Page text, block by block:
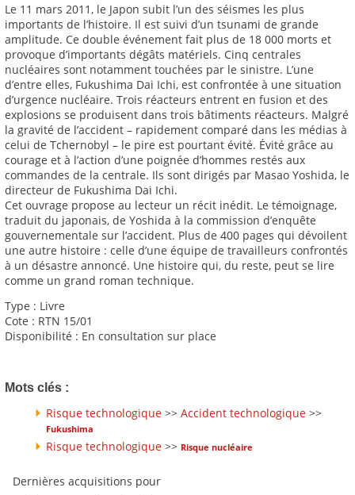
Le 11 mars 2011, le Japon subit l’un des séismes les plus
importants de l’histoire. Il est suivi d’un tsunami de grande
amplitude. Ce double événement fait plus de 18 000 morts et
provoque d’importants dégâts matériels. Cinq centrales
nucléaires sont notamment touchées par le sinistre. L’une
d’entre elles, Fukushima Dai Ichi, est confrontée à une situation
d’urgence nucléaire. Trois réacteurs entrent en fusion et des
explosions se produisent dans trois bâtiments réacteurs. Malgré
la gravité de l’accident – rapidement comparé dans les médias à
celui de Tchernobyl – le pire est pourtant évité. Évité grâce au
courage et à l’action d’une poignée d’hommes restés aux
commandes de la centrale. Ils sont dirigés par Masao Yoshida, le
directeur de Fukushima Dai Ichi.
Cet ouvrage propose au lecteur un récit inédit. Le témoignage,
traduit du japonais, de Yoshida à la commission d’enquête
gouvernementale sur l’accident. Plus de 400 pages qui dévoilent
une autre histoire : celle d’une équipe de travailleurs confrontés
à un désastre annoncé. Une histoire qui, du reste, peut se lire
comme un grand roman technique.
Type : Livre
Cote : RTN 15/01
Disponibilité : En consultation sur place
Mots clés :
Risque technologique >> Accident technologique >>
Fukushima
Risque technologique >> Risque nucléaire
Dernières acquisitions pour